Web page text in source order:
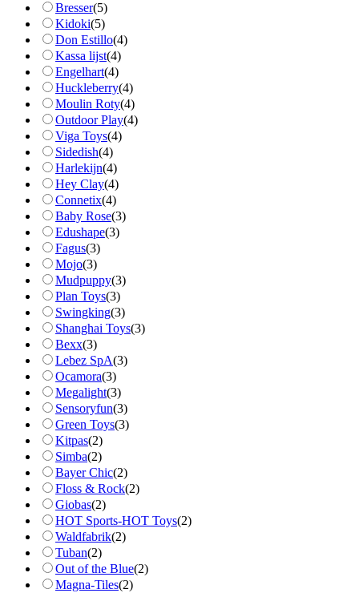
Bresser(5)
Kidoki(5)
Don Estillo(4)
Kassa lijst(4)
Engelhart(4)
Huckleberry(4)
Moulin Roty(4)
Outdoor Play(4)
Viga Toys(4)
Sidedish(4)
Harlekijn(4)
Hey Clay(4)
Connetix(4)
Baby Rose(3)
Edushape(3)
Fagus(3)
Mojo(3)
Mudpuppy(3)
Plan Toys(3)
Swingking(3)
Shanghai Toys(3)
Bexx(3)
Lebez SpA(3)
Ocamora(3)
Megalight(3)
Sensoryfun(3)
Green Toys(3)
Kitpas(2)
Simba(2)
Bayer Chic(2)
Floss & Rock(2)
Giobas(2)
HOT Sports-HOT Toys(2)
Waldfabrik(2)
Tuban(2)
Out of the Blue(2)
Magna-Tiles(2)